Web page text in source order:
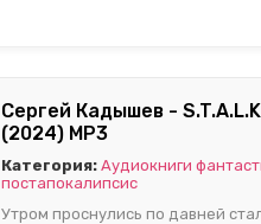
Сергей Кадышев -
(2024) МР3
Категория: Аудиокниги
постапокалипсис
Утром проснулись по давней